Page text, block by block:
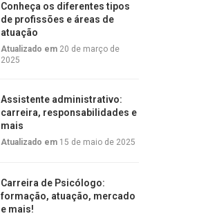
Conheça os diferentes tipos
de profissões e áreas de
atuação
Atualizado em 20 de março de
2025
Assistente administrativo:
carreira, responsabilidades e
mais
Atualizado em 15 de maio de 2025
Carreira de Psicólogo:
formação, atuação, mercado
e mais!